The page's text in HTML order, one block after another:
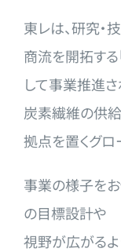
東レは、研究・
商流を開拓する
して事業推進さ
炭素繊維の供
拠点を置くグロ
事業の様子を
の目標設計や
視野が広がる